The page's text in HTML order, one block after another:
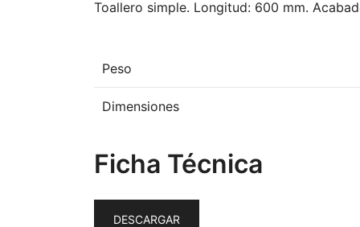
Toallero simple. Longitud: 600 mm.
Peso
Dimensiones
Ficha Técnica
DESCARGAR